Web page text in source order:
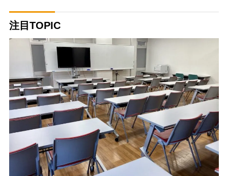
注目TOPIC